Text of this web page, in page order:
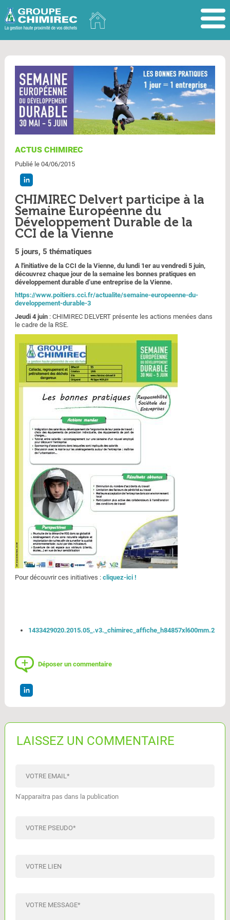
ACTUS CHIMIREC
Publié le 04/06/2015
CHIMIREC Delvert participe à la
Semaine Européenne du
Développement Durable de la
CCI de la Vienne
5 jours, 5 thématiques
A l'initiative de la CCI de la Vienne, du lundi 1er au vendredi 5 juin,
découvrez chaque jour de la semaine les bonnes pratiques en
développement durable d’une entreprise de la Vienne.
https://www.poitiers.cci.fr/actualite/semaine-europeenne-du-
developpement-durable-3
Jeudi 4 juin: CHIMIREC DELVERT présente les actions menées dans
le cadre de la RSE.
Pour découvrir ces initiatives : cliquez-ici !
1433429020.2015.05_.v3._chimirec_affiche_h84857xl600mm.2.pdf
Déposer un commentaire
LAISSEZ UN COMMENTAIRE
VOTRE EMAIL *
N'apparaitra pas dans la publication
VOTRE PSEUDO*
VOTRE LIEN
VOTRE MESSAGE*